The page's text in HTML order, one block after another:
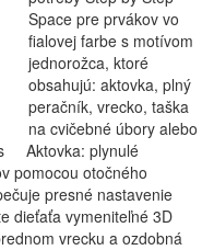
Space pre prvákov vo
fialovej farbe s motívom
jednorožca, ktoré
obsahujú: aktovka, plný
peračník, vrecko, taška
na cvičebné úbory alebo
Aktovka: plynulé
pomocou otočného
presné nastavenie
dieťaťa vymeniteľné 3D
vrecku a ozdobná